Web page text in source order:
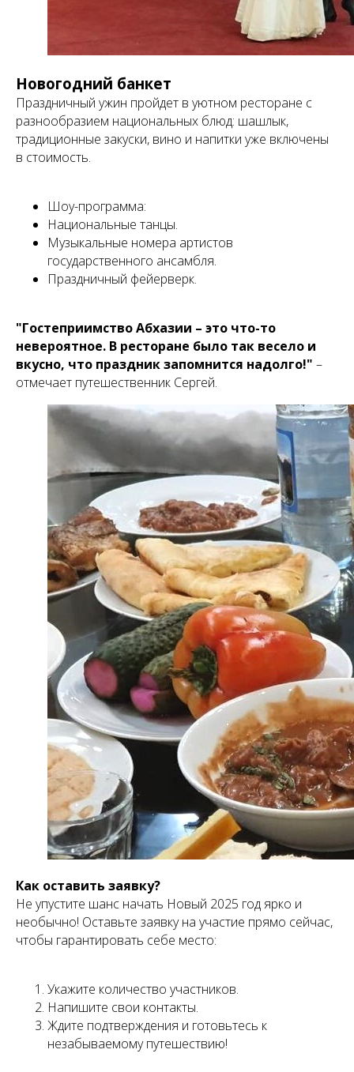
Новогодний банкет
Праздничный ужин пройдет в уютном ресторане с
разнообразием национальных блюд: шашлык,
традиционные закуски, вино и напитки уже включены
в стоимость.
Шоу-программа:
Национальные танцы.
Музыкальные номера артистов
государственного ансамбля.
Праздничный фейерверк.
"Гостеприимство Абхазии – это что-то
невероятное. В ресторане было так весело и
вкусно, что праздник запомнится надолго!" –
отмечает путешественник Сергей.
Как оставить заявку?
Не упустите шанс начать Новый 2025 год ярко и
необычно! Оставьте заявку на участие прямо сейчас,
чтобы гарантировать себе место:
Укажите количество участников.
Напишите свои контакты.
Ждите подтверждения и готовьтесь к
незабываемому путешествию!